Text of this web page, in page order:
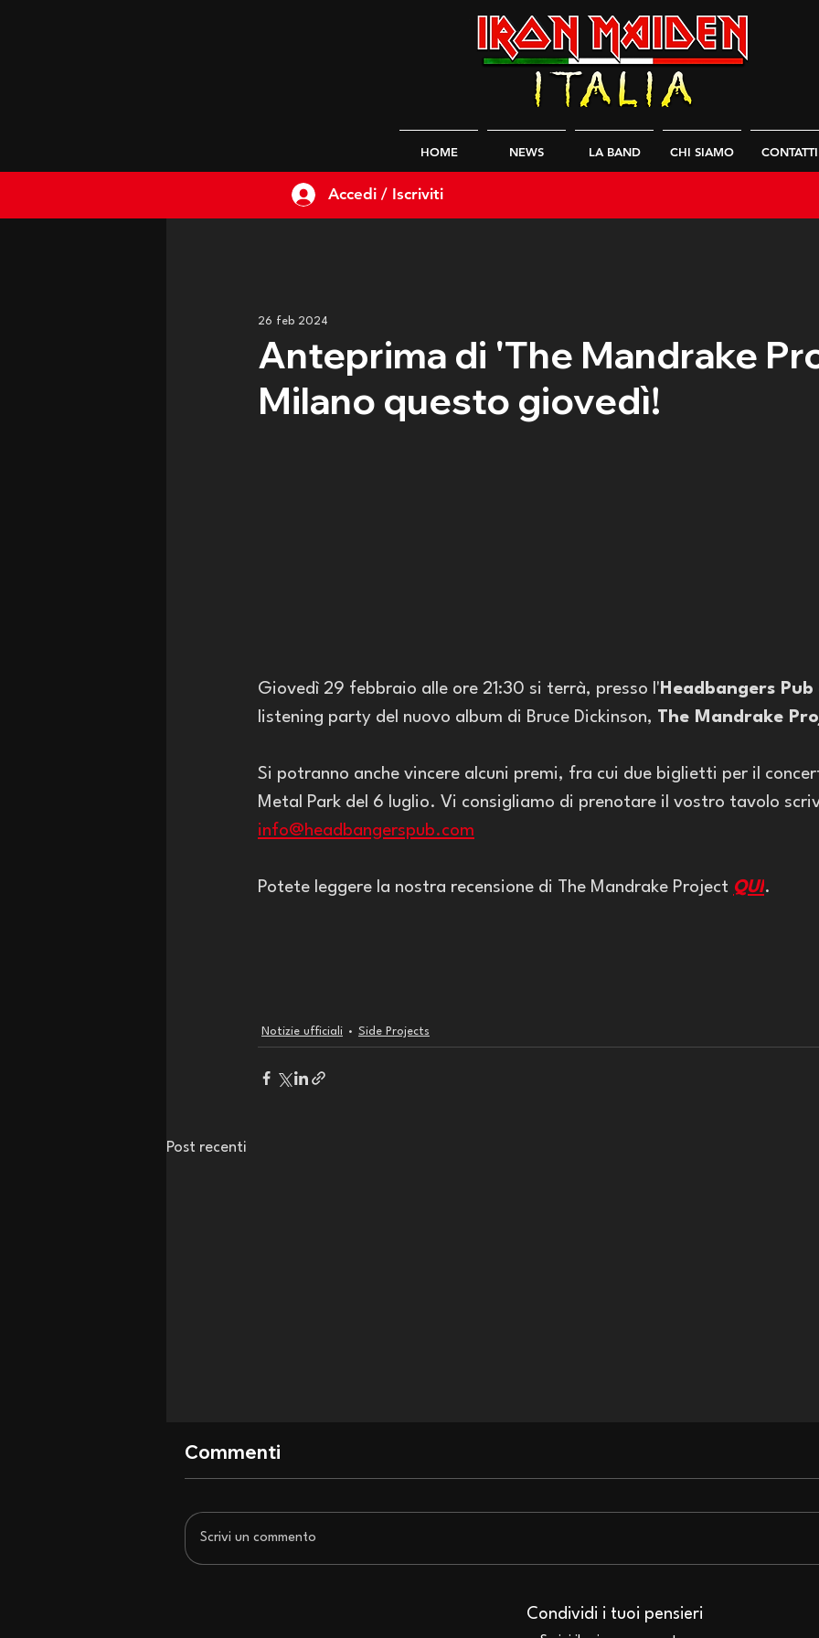
HOME NEWS LA BAND CHI SIAMO CONTATTI
Accedi / Iscriviti
Anteprima di 'The Mandrake
Milano questo giovedì!
26 feb 2024
Giovedì 29 febbraio alle ore 21:30 si terrà, presso l'Headbangers Pub
listening party del nuovo album di Bruce Dickinson, The Mandrake
Si potranno anche vincere alcuni premi, fra cui due biglietti per il
Metal Park del 6 luglio. Vi consigliamo di prenotare il vostro tavolo
info@headbangerspub.com
Potete leggere la nostra recensione di The Mandrake Project QUI.
Notizie ufficiali Side Projects
Post recenti
l'edizione italiana dei
fumetti di The Mandrake
Commenti
Scrivi un commento
Condividi i tuoi pensieri